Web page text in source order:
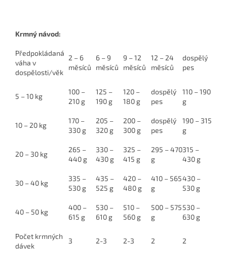
Krmný návod:
Předpokládaná
váha v
dospělosti/věk
2 – 6
měsíců
6 – 9
měsíců
9 – 12
měsíců
12 – 24
měsíců
dospělý
pes
5 – 10 kg
100 –
210 g
125 –
190 g
120 –
180 g
dospělý
pes
110 – 190
g
10 – 20 kg
170 –
330 g
205 –
320 g
200 –
300 g
dospělý
pes
190 – 315
g
20 – 30 kg
265 –
440 g
330 –
430 g
325 –
415 g
295 – 470
g
315 –
430 g
30 – 40 kg
335 –
530 g
435 –
525 g
420 –
480 g
410 – 565
g
430 –
530 g
40 – 50 kg
400 –
615 g
530 –
610 g
510 –
560 g
500 – 575
g
530 –
630 g
Počet krmných
dávek
3 2-3 2-3 2 2